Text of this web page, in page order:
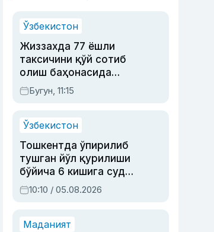
Ўзбекистон
Жиззахда 77 ёшли
таксичини қўй сотиб
олиш баҳонасида
яйловга олиб бориб
ўлдирган йигит 20
Бугун, 11:15
Ўзбекистон
Тошкентда ўпирилиб
тушган йўл қурилиши
бўйича 6 кишига суд
ҳукми ўқилди
10:10 / 05.08.2026
Маданият